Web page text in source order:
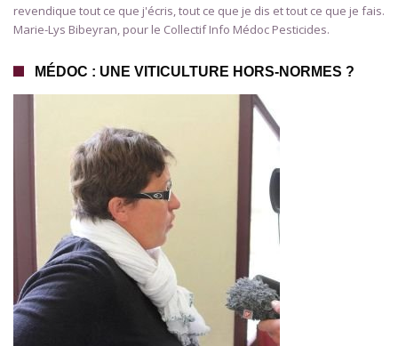
revendique tout ce que j'écris, tout ce que je dis et tout ce que je fais.
Marie-Lys Bibeyran, pour le Collectif Info Médoc Pesticides.
MÉDOC : UNE VITICULTURE HORS-NORMES ?